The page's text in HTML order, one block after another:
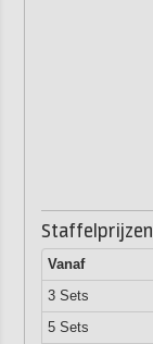
Staffelprijzen
Vanaf
3 Sets
5 Sets